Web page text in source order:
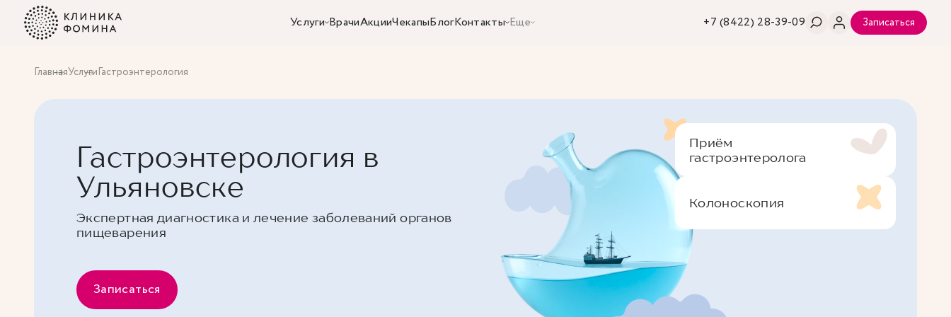
Услуги ВрачиАкцииЧекапыБлогКонтакты Еще +7 (8422) 28-39-09 Записаться
ГлавнаяУслугиГастроэнтерология
Гастроэнтерология в
Ульяновске
Экспертная диагностика и лечение заболеваний органов
пищеварения
Записаться
Приём
гастроэнтеролога
Колоноскопия